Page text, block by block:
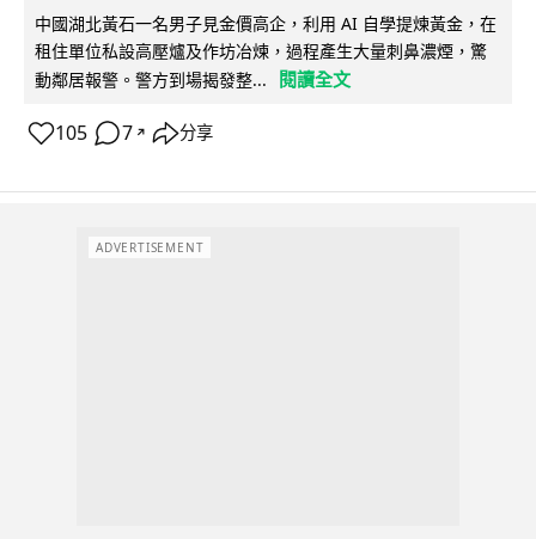
中國湖北黃石一名男子見金價高企，利用 AI 自學提煉黃金，在
租住單位私設高壓爐及作坊冶煉，過程產生大量刺鼻濃煙，驚
動鄰居報警。警方到場揭發整...
閱讀全文
105 7 ↗ 分享
ADVERTISEMENT